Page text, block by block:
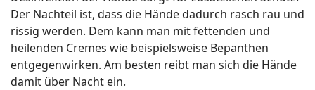
Der Nachteil ist, dass die Hände dadurch rasch rau und
rissig werden. Dem kann man mit fettenden und
heilenden Cremes wie beispielsweise Bepanthen
entgegenwirken. Am besten reibt man sich die Hände
damit über Nacht ein.